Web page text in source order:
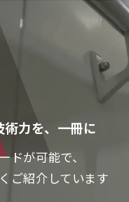
力を、一冊に
ドが可能で、
ご紹介しています